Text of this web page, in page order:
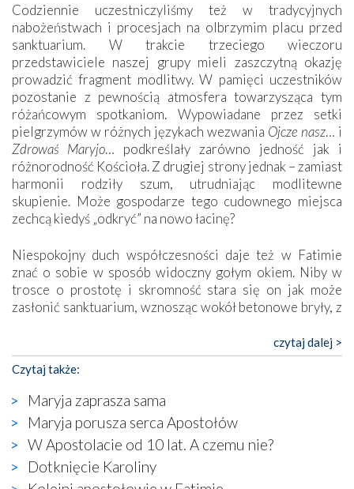
Codziennie uczestniczyliśmy też w tradycyjnych
nabożeństwach i procesjach na olbrzymim placu przed
sanktuarium. W trakcie trzeciego wieczoru
przedstawiciele naszej grupy mieli zaszczytną okazję
prowadzić fragment modlitwy. W pamięci uczestników
pozostanie z pewnością atmosfera towarzysząca tym
różańcowym spotkaniom. Wypowiadane przez setki
pielgrzymów w różnych językach wezwania Ojcze nasz… i
Zdrowaś Maryjo… podkreślały zarówno jedność jak i
różnorodność Kościoła. Z drugiej strony jednak – zamiast
harmonii rodziły szum, utrudniając modlitewne
skupienie. Może gospodarze tego cudownego miejsca
zechcą kiedyś „odkryć” na nowo łacinę?
Niespokojny duch współczesności daje też w Fatimie
znać o sobie w sposób widoczny gołym okiem. Niby w
trosce o prostotę i skromność stara się on jak może
zasłonić sanktuarium, wznosząc wokół betonowe bryły, z
katolickiego kultu. Tylko co wspólnego z żywą,
autentyczną wiarą mogą mieć płaskie, szare bunkry albo
kaplice, w których Tabernakulum przypomina bardziej
skrzynkę na narzędzia? Albo co powiedzieć o ustawionym
tuż przy nowej bazylice wielkim krzyżu, na którym
zamiast Chrystusa umieszczono dziwaczną postać jakby
wyjętą ze starożytnych hieroglifów? W kulturowym
kontekście naszych czasów to raczej karykatura niż godny
wizerunek Zbawiciela…
czytaj dalej >
Czytaj także:
Maryja zaprasza sama
Maryja porusza serca Apostołów
W Apostolacie od 10 lat. A czemu nie?
Dotknięcie Karoliny